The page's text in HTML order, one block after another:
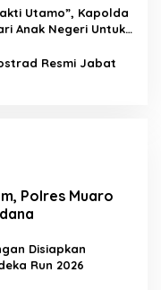
Utamo”, Kapolda
Anak Negeri Untuk
Resmi Jabat
Polres Muaro
Disiapkan
Run 2026